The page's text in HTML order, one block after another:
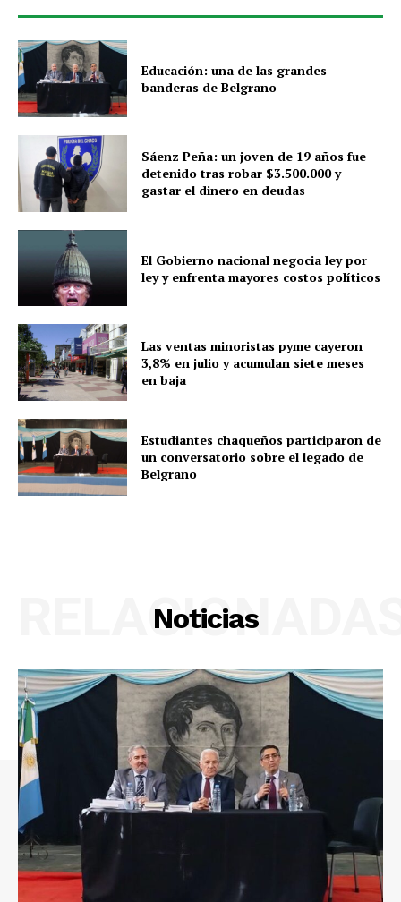
Educación: una de las grandes
banderas de Belgrano
Sáenz Peña: un joven de 19 años fue
detenido tras robar $3.500.000 y
gastar el dinero en deudas
El Gobierno nacional negocia ley por
ley y enfrenta mayores costos políticos
Las ventas minoristas pyme cayeron
3,8% en julio y acumulan siete meses
en baja
Estudiantes chaqueños participaron de
un conversatorio sobre el legado de
Belgrano
Noticias